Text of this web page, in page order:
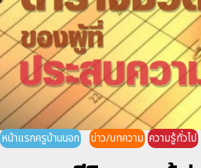
หน้าแรกครูบ้านนอก ข่าว/บทความ ความรู้ทั่วไป